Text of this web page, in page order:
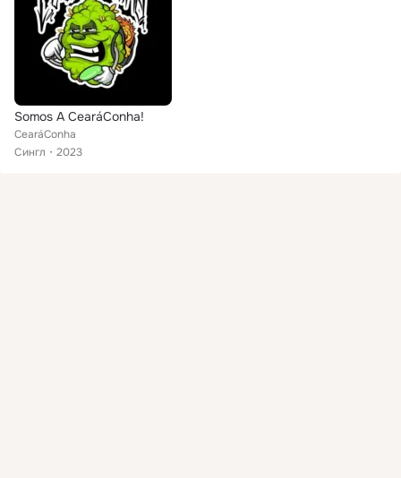
Somos A CearáConha!
CearáConha
Сингл
2023